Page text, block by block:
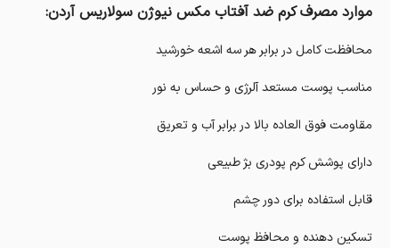
موارد مصرف کرم ضد آفتاب مکس نیوژن سولاریس آردن:
محافظت کامل در برابر هر سه اشعه خورشید
مناسب پوست مستعد آلرژی و حساس به نور
مقاومت فوق العاده بالا در برابر آب و تعریق
دارای پوشش کرم پودری بژ طبیعی
قابل استفاده برای دور چشم
تسکین دهنده و محافظ پوست